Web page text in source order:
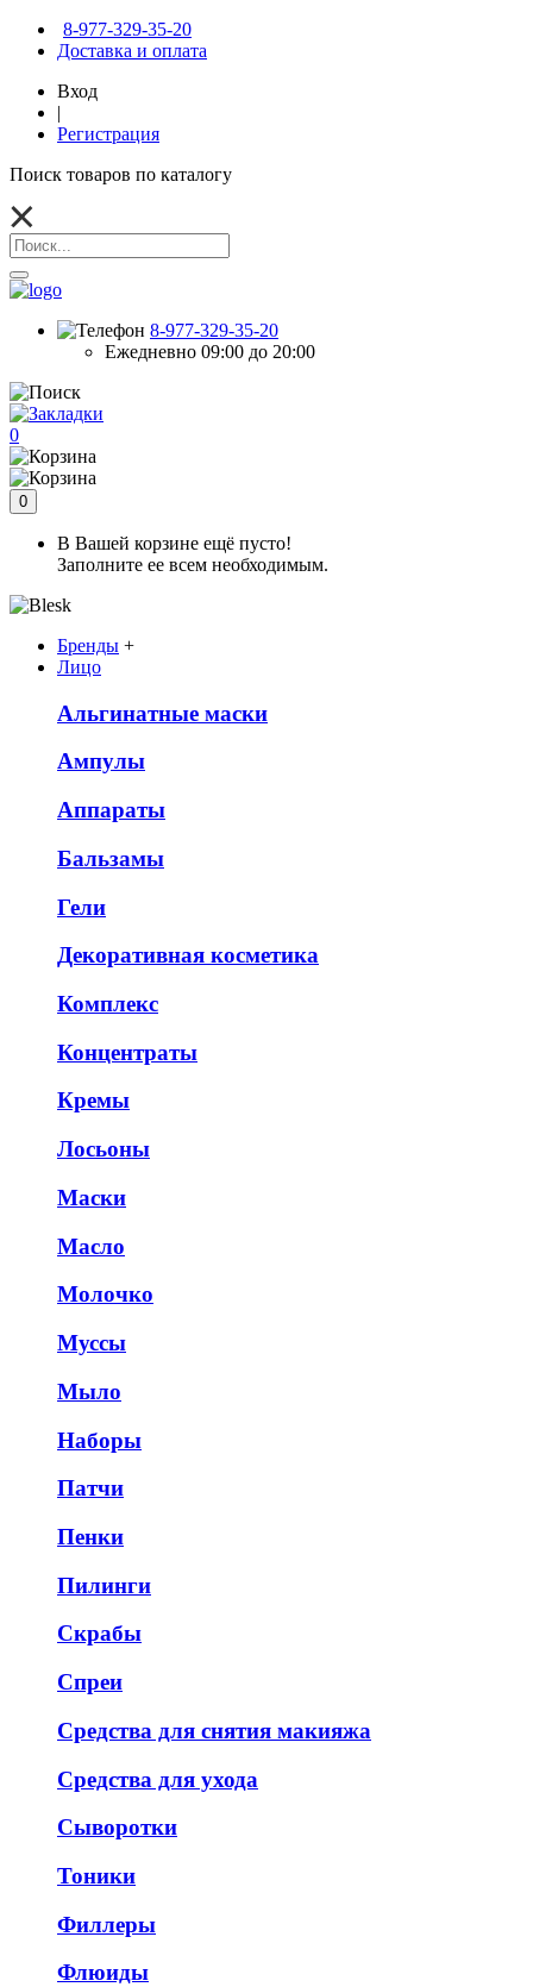
8-977-329-35-20
Доставка и оплата
Вход
|
Регистрация
Поиск товаров по каталогу
8-977-329-35-20
Ежедневно 09:00 до 20:00
0
0
В Вашей корзине ещё пусто!
Заполните ее всем необходимым.
Бренды +
Лицо
Альгинатные маски
Ампулы
Аппараты
Бальзамы
Гели
Декоративная косметика
Комплекс
Концентраты
Кремы
Лосьоны
Маски
Масло
Молочко
Муссы
Мыло
Наборы
Патчи
Пенки
Пилинги
Скрабы
Спреи
Средства для снятия макияжа
Средства для ухода
Сыворотки
Тоники
Филлеры
Флюиды